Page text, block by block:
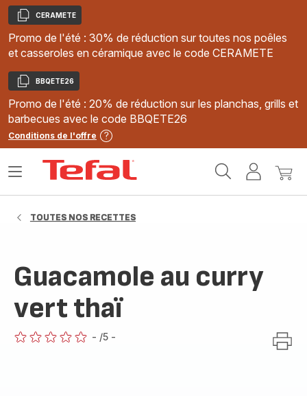
Copier
CERAMETE
Promo de l'été : 30% de réduction sur toutes nos poêles
et casseroles en céramique avec le code CERAMETE
Copier
BBQETE26
Promo de l'été : 20% de réduction sur les planchas, grills et
barbecues avec le code BBQETE26
Conditions de l'offre
MonMon
Ouvrir
TOUTES NOS RECETTES
Guacamole au curry
vert thaï
- /5 -